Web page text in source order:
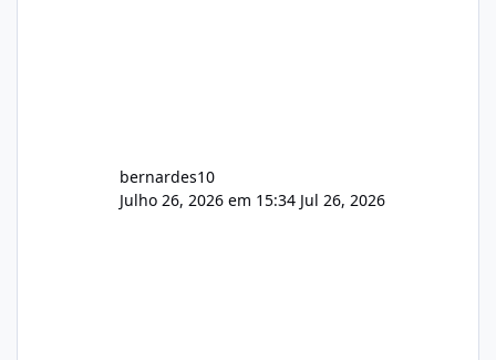
bernardes10
Julho 26, 2026 em 15:34 Jul 26, 2026